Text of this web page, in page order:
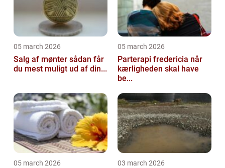
05 march 2026
Salg af mønter sådan får
du mest muligt ud af din...
05 march 2026
Parterapi fredericia når
kærligheden skal have
be...
05 march 2026 03 march 2026